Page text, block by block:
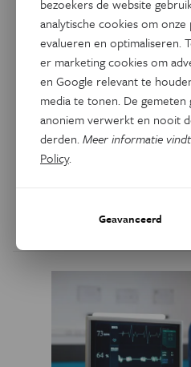
Het
Het hart van mannen en
fysieke inspanning.
bezoekers de website
analytische cookies om
evalueren en optimaliseren.
er marketing cookies om
en Google relevant te
media te tonen. De
anoniem verwerkt en nooit
derden.Meer informatie
Policy.
Geavanceerd